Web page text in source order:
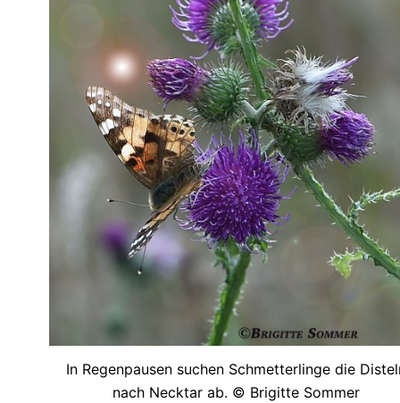
In Regenpausen suchen Schmetterlinge die
nach Necktar ab. © Brigitte Sommer